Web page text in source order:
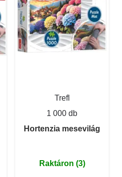
Trefl
1 000 db
Hortenzia mesevilág
Raktáron (3)